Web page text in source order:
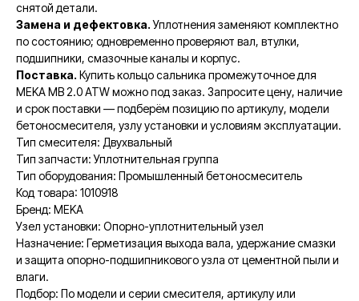
снятой детали.
Замена и дефектовка.Уплотнения заменяют комплектно
по состоянию; одновременно проверяют вал, втулки,
подшипники, смазочные каналы и корпус.
Поставка. Купить кольцо сальника промежуточное для
MEKA MB 2.0 ATW можно под заказ. Запросите цену, наличие
и срок поставки — подберём позицию по артикулу, модели
бетоносмесителя, узлу установки и условиям эксплуатации.
Тип смесителя: Двухвальный
Тип запчасти: Уплотнительная группа
Тип оборудования: Промышленный бетоносмеситель
Код товара: 1010918
Бренд: MEKA
Узел установки: Опорно-уплотнительный узел
Назначение: Герметизация выхода вала, удержание смазки
и защита опорно-подшипникового узла от цементной пыли и
влаги.
Подбор: По модели и серии смесителя, артикулу или